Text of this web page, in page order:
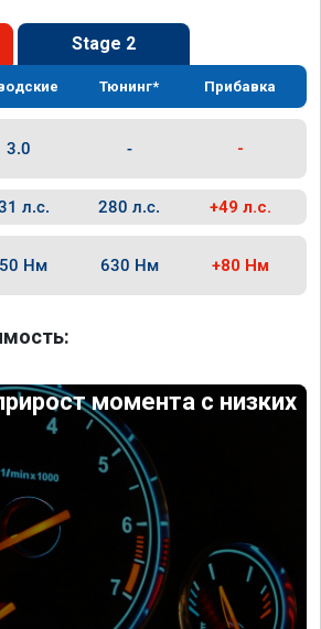
Stage 2
Тюнинг* Прибавка
3.0 - -
л.с. 280 л.с. +49 л.с.
Нм 630 Нм +80 Нм
момента с низких